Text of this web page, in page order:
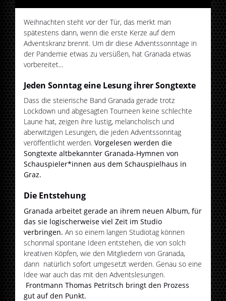
Weihnachten steht vor der Tür, das merkt man
spätestens dann, wenn die erste Kerze auf dem
Adventskranz brennt. Um dir diese Adventssonntage in
der Pandemie etwas zu versüßen, hat Granada etwas
vorbereitet...
Jeden Sonntag eine Lesung ihrer Songtexte
Dass die steierische Band Granada gerade trotz
Lockdown und abgesagten Tourneen keine schlechte
Laune hat, zeigen ihre lustig, melancholisch und
aberwitzigen Lesungen, die jeden Adventssonntag
veröffentlicht werden.Vorgelesen werden die
Songtexte altbekannter Granada-Hymnen von
Schauspieler*innen aus dem Schauspielhaus in
Graz.
Die Entstehung
Granada arbeitet gerade an ihrem neuen Album, für
das sie logischerweise viel Zeit im Studio
verbringen. An so einem langen Studiotag können
schonmal spontane Ideen entstehen, die von solch
kreativen Köpfen, wie den Mitgliedern von Granada,
dann natürlich sofort umgesetzt werden. Genau so eine
Idee war auch das mit den Adventslesungen.
Frontmann Thomas Petritsch bringt den Prozess
gut auf den Punkt.